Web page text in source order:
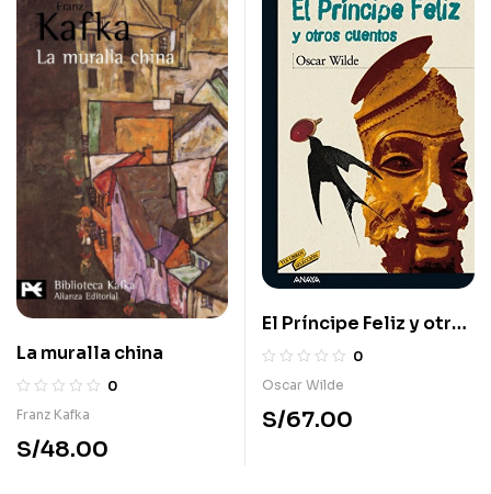
La muralla china
0
Franz Kafka
S/48.00
El Príncipe Feliz y otros
cuentos. Una casa de
granadas
0
Oscar Wilde
S/67.00